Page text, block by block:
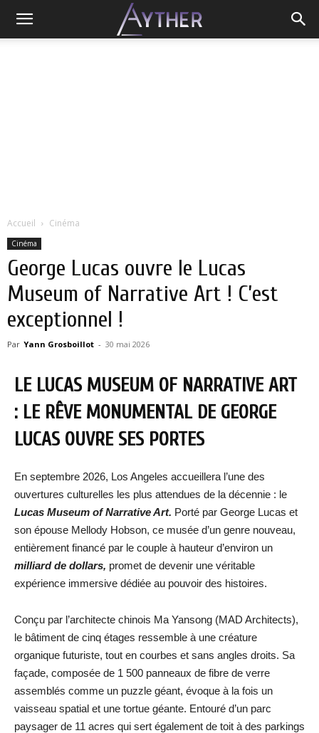
Accueil Cinéma
Cinéma
George Lucas ouvre le Lucas
Museum of Narrative Art ! C’est
exceptionnel !
Par Yann Grosboillot - 30 mai 2026
LE LUCAS MUSEUM OF NARRATIVE ART
: LE RÊVE MONUMENTAL DE GEORGE
LUCAS OUVRE SES PORTES
En septembre 2026, Los Angeles accueillera l’une des
ouvertures culturelles les plus attendues de la décennie : le
Lucas Museum of Narrative Art. Porté par George Lucas et
son épouse Mellody Hobson, ce musée d’un genre nouveau,
entièrement financé par le couple à hauteur d’environ un
milliard de dollars, promet de devenir une véritable
expérience immersive dédiée au pouvoir des histoires.
Conçu par l’architecte chinois Ma Yansong (MAD Architects),
le bâtiment de cinq étages ressemble à une créature
organique futuriste, tout en courbes et sans angles droits. Sa
façade, composée de 1 500 panneaux de fibre de verre
assemblés comme un puzzle géant, évoque à la fois un
vaisseau spatial et une tortue géante. Entouré d’un parc
paysager de 11 acres qui sert également de toit à des parkings